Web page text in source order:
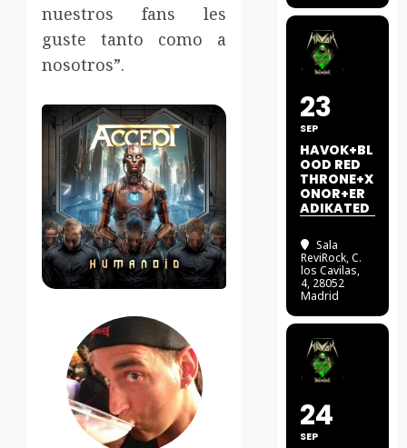
nuestros fans les
guste tanto como a
nosotros”.
23
SEP
HAVOK+BL
OOD RED
THRONE+X
ONOR+ER
ADIKATED
Sala
ReviRock, C.
los Cavilas,
4, 28052
Madrid
24
SEP